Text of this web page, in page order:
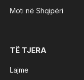
Moti në Shqipëri
TË TJERA
Lajme